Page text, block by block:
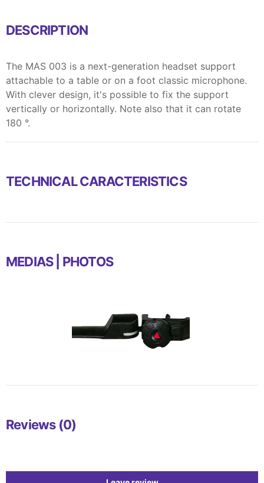
DESCRIPTION
The MAS 003 is a next-generation headset support
attachable to a table or on a foot classic microphone.
With clever design, it's possible to fix the support
vertically or horizontally. Note also that it can rotate
180 °.
TECHNICAL CARACTERISTICS
MEDIAS | PHOTOS
Reviews (0)